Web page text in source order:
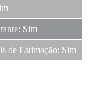
Sim
de Estimação: Sim